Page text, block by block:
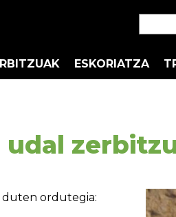
ESKORIATZA
ordutegia: